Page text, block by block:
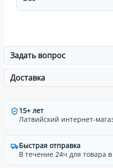
Задать вопрос
Доставка
15+ лет
Латвийский интернет-
Быстрая отправка
В течение 24ч для товара